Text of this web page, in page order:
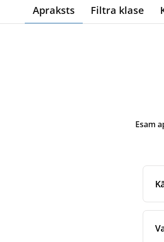
Apraksts Filtra klase
Esam